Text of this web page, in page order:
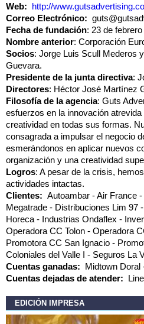
Web: http://
Correo Electrónico:
Fecha de fundación: 23 de
Nombre anterior: Corporación
Socios: Jorge Luis Scull Mederos
Guevara.
Presidente de la junta directiva:
Directores: Héctor José Martínez
Filosofía de la agencia: Guts
esfuerzos en la innovación
creatividad en todas sus formas.
consagrada a impulsar el negocio
esmerándonos en aplicar nuevos
organización y una creatividad
Logros: A pesar de la crisis,
actividades intactas.
Clientes: Autoambar Air France
Megatrade
Distribuciones Lim 97
Horeca
Industrias Ondaflex
Operadora CC Tolon
Operadora
Promotora CC San Ignacio
Coloniales del Valle I
Seguros La
Cuentas ganadas: Midtown Doral
Cuentas dejadas de atender:
EDICIÓN IMPRESA